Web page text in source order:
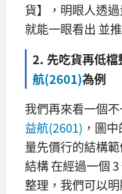
貨】，明眼人透
就能一眼看出 並
2. 先吃貨再低
航(2601)為例
我們再來看一個
益航(2601) ，圖
量先價行的結構
結構 在經過一個
整理，我們可以